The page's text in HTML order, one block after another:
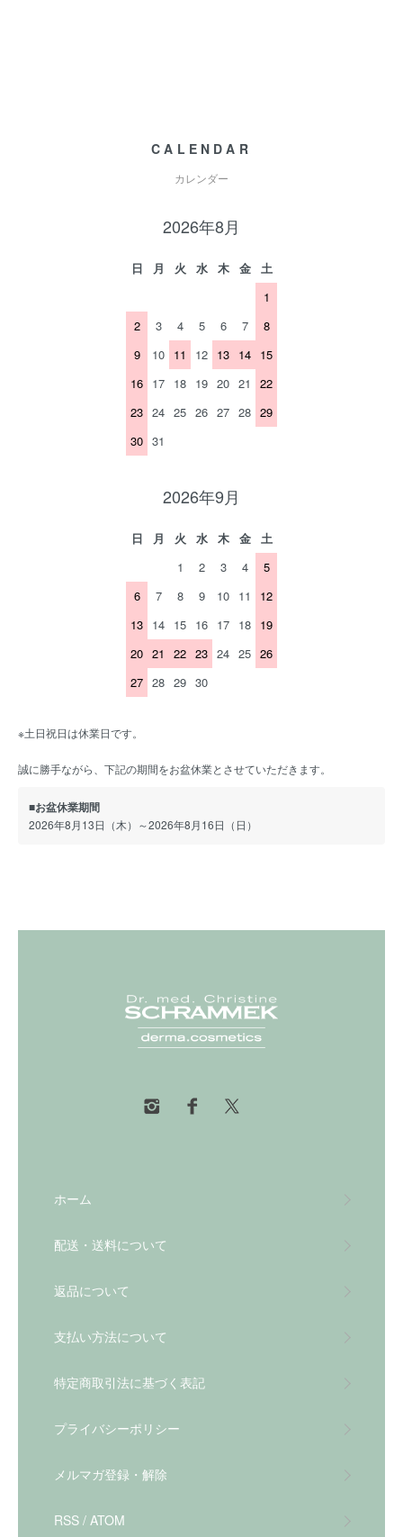
CALENDAR
カレンダー
2026年8月
日 月 火 水 木 金
土
1
2
3 4 5 6 7
8
9
10 11 12 13 14 15
16 17 18 19 20 21
22
23 24 25 26 27 28 29
30 31
2026年9月
日 月 火 水 木 金
土
1
2 3 4
5
6
7 8 9 10 11
12
13 14 15 16 17 18 19
20 21 22 23 24 25 26
27 28 29 30
※土日祝日は休業日です。
誠に勝手ながら、下記の期間をお盆休業とさせていただきます。
■お盆休業期間
2026年8月13日（木）～2026年8月16日（日）
ホーム
配送・送料について
返品について
支払い方法について
特定商取引法に基づく表記
プライバシーポリシー
メルマガ登録・解除
RSS / ATOM